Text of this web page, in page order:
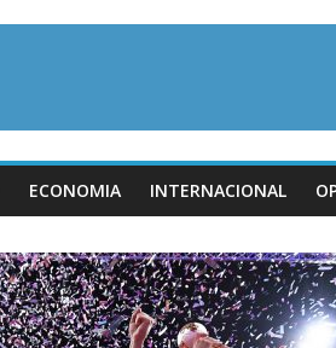
ECONOMIA INTERNACIONAL